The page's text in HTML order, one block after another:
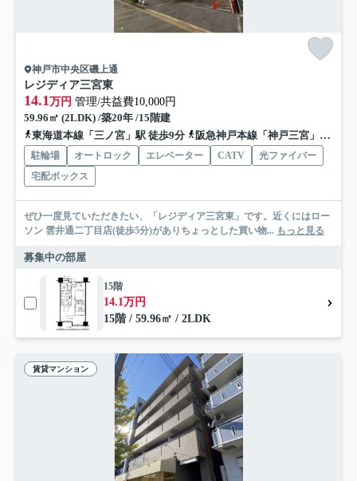
神戸市中央区磯上通
レジディア三宮東
14.1 万円 管理/共益費10,000円
59.96㎡ (2LDK) /築20年 /15階建
東海道本線「三ノ宮」駅 徒歩9分
阪急神戸本線「神戸三宮」駅 徒歩10分
駐輪場 オートロック エレベーター CATV
光ファイバー
宅配ボックス
ぜひ一度見ていただきたい、「レジディア三宮東」です。近くにはロー
ソン 雲井通二丁目店(徒歩5分)がありちょっとした買い物... もっと見る
募集中の部屋
15階
14.1万円
15階 / 59.96㎡ / 2LDK
賃貸マンション